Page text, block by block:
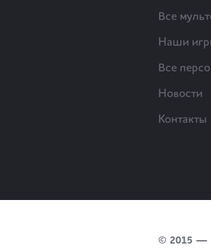
Все
Наши
Все
Новости
Контакты
© 2015 —